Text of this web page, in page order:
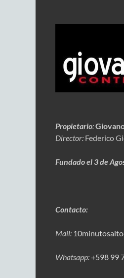
Propietario:
Director: Federico
Fundado el 3 de
Contacto:
Mail:
Whatsapp:+598 99